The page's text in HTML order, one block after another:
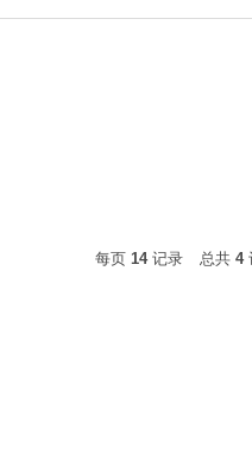
每页 14记录 总共 4